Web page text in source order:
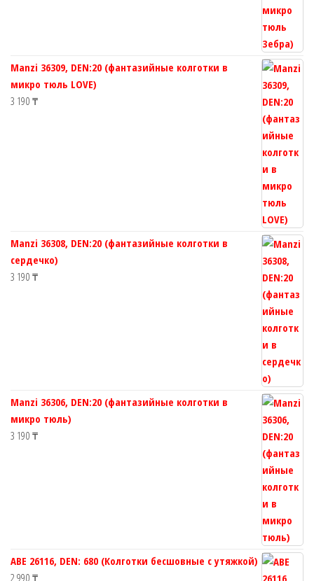
Manzi 36309, DEN:20 (фантазийные колготки в
микро тюль LOVE)
3 190 ₸
Manzi 36308, DEN:20 (фантазийные колготки в
сердечко)
3 190 ₸
Manzi 36306, DEN:20 (фантазийные колготки в
микро тюль)
3 190 ₸
ABE 26116, DEN: 680 (Колготки бесшовные с утяжкой)
2 990 ₸